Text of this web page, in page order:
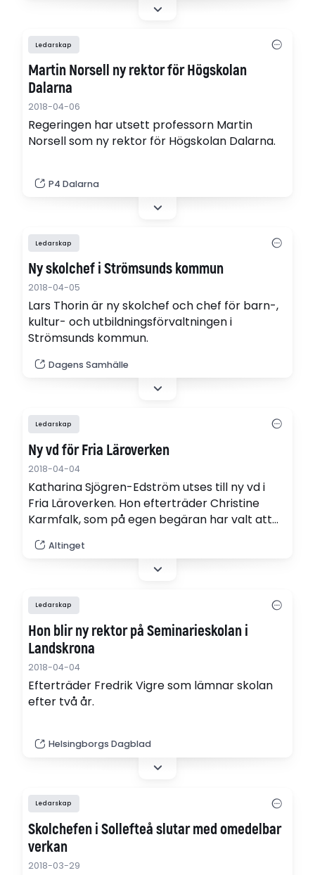
Ledarskap
Martin Norsell ny rektor för Högskolan
Dalarna
2018-04-06
Regeringen har utsett professorn Martin
Norsell som ny rektor för Högskolan Dalarna.
P4 Dalarna
Ledarskap
Ny skolchef i Strömsunds kommun
2018-04-05
Lars Thorin är ny skolchef och chef för barn-,
kultur- och utbildningsförvaltningen i
Strömsunds kommun.
Dagens Samhälle
Ledarskap
Ny vd för Fria Läroverken
2018-04-04
Katharina Sjögren-Edström utses till ny vd i
Fria Läroverken. Hon efterträder Christine
Karmfalk, som på egen begäran har valt att
Altinget
Ledarskap
Hon blir ny rektor på Seminarieskolan i
Landskrona
2018-04-04
Efterträder Fredrik Vigre som lämnar skolan
efter två år.
Helsingborgs Dagblad
Ledarskap
Skolchefen i Sollefteå slutar med omedelbar
verkan
2018-03-29